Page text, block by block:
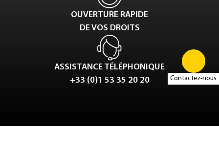
Contactez-nous
OUVERTURE RAPIDE
DE VOS DROITS
ASSISTANCE TÉLÉPHONIQUE
+33 (0)1 53 35 20 20